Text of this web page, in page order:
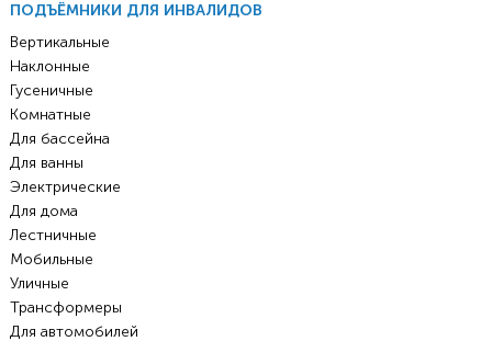
ПОДЪЁМНИКИ ДЛЯ ИНВАЛИДОВ
Вертикальные
Наклонные
Гусеничные
Комнатные
Для бассейна
Для ванны
Электрические
Для дома
Лестничные
Мобильные
Уличные
Трансформеры
Для автомобилей